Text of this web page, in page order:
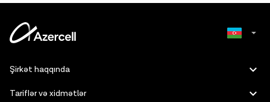
Şirkət haqqında
Tariflər və xidmətlər